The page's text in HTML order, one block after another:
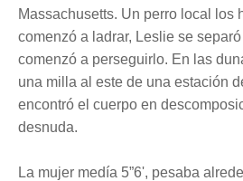
Massachusetts. Un perro local los
comenzó a ladrar, Leslie se
comenzó a perseguirlo. En las
una milla al este de una estación
encontró el cuerpo en
desnuda.
La mujer medía 5”6', pesaba